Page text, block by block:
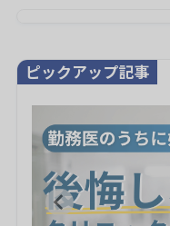
ピックアップ記事